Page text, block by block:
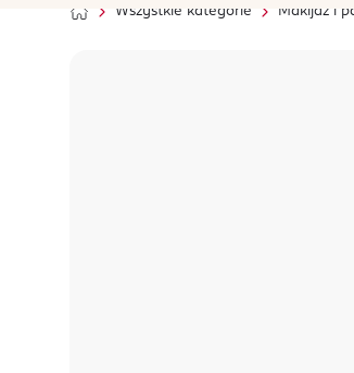
Wszystkie kategorie
Makijaż i